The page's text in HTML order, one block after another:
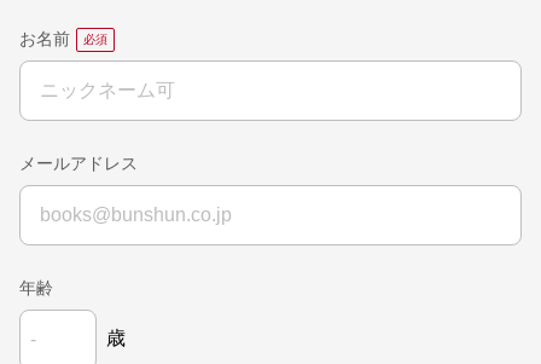
お名前
メールアドレス
年齢
歳